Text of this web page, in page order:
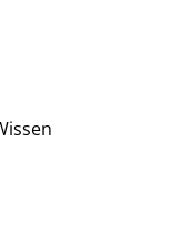
als doel het